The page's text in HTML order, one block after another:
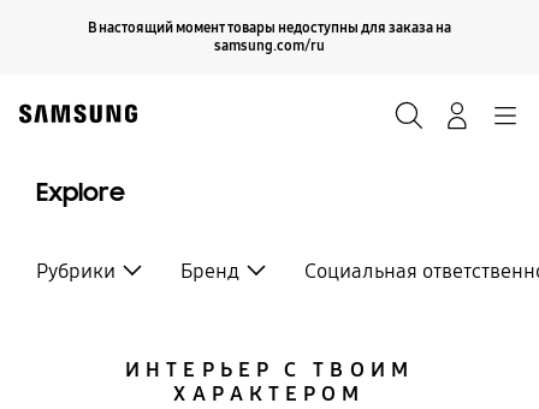
В настоящий момент товары недоступны для заказа на
samsung.com/ru
Продолжить
Explore
Рубрики Бренд Социальная
ИНТЕРЬЕР С ТВОИМ
ХАРАКТЕРОМ